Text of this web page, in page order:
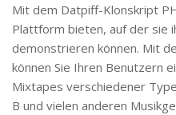
Mit dem Datpiff-Klonskript
Plattform bieten, auf der sie
demonstrieren können. Mit
können Sie Ihren Benutzern
Mixtapes verschiedener
B und vielen anderen